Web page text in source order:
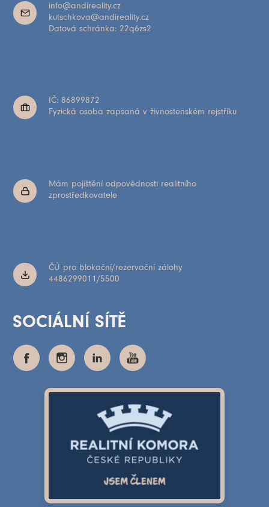
info@andireality.cz
kutschkova@andireality.cz
Datová schránka: 22q6zs2
IČ: 86899872
Fyzická osoba zapsaná v živnostenském rejstříku
Mám pojištění odpovědnosti realitního
zprostředkovatele
ČÚ pro blokační/rezervační zálohy
4486299011/5500
SOCIÁLNÍ SÍTĚ